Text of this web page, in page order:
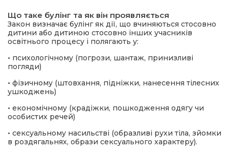
редактора
Відповідаємо
Що таке булінг та як він проявляється
Закон визначає булінг як дії, що вчиняються стосовно
дитини або дитиною стосовно інших учасників
освітнього процесу і полягають у:
• психологічному (погрози, шантаж, принизливі
погляди)
• фізичному (штовхання, підніжки, нанесення тілесних
ушкоджень)
• економічному (крадіжки, пошкодження одягу чи
особистих речей)
• сексуальному насильстві (образливі рухи тіла, зйомки
в роздягальнях, образи сексуального характеру).